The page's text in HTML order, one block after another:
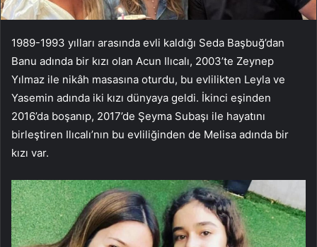
1989-1993 yılları arasında evli kaldığı Seda Başbuğ’dan
Banu adında bir kızı olan Acun Ilıcalı, 2003’te Zeynep
Yılmaz ile nikâh masasına oturdu, bu evlilikten Leyla ve
Yasemin adında iki kızı dünyaya geldi. İkinci eşinden
2016’da boşanıp, 2017’de Şeyma Subaşı ile hayatını
birleştiren Ilıcalı’nın bu evliliğinden de Melisa adında bir
kızı var.